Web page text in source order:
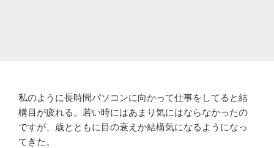
私のように長時間パソコンに向かって仕事をしてると結
構目が疲れる。若い時にはあまり気にはならなかったの
ですが、歳とともに目の衰えか結構気になるようになっ
てきた。